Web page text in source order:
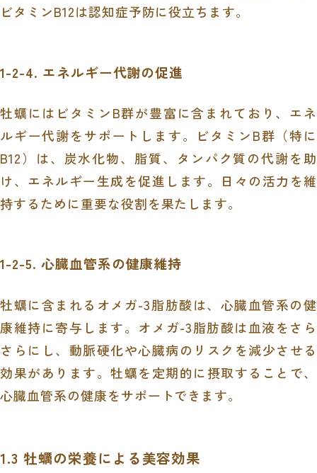
ビタミンB12は認知症予防に役立ちます。
1-2-4. エネルギー代謝の促進
牡蠣にはビタミンB群が豊富に含まれており、エネ
ルギー代謝をサポートします。ビタミンB群（特に
B12）は、炭水化物、脂質、タンパク質の代謝を助
け、エネルギー生成を促進します。日々の活力を維
持するために重要な役割を果たします。
1-2-5. 心臓血管系の健康維持
牡蠣に含まれるオメガ-3脂肪酸は、心臓血管系の健
康維持に寄与します。オメガ-3脂肪酸は血液をさら
さらにし、動脈硬化や心臓病のリスクを減少させる
効果があります。牡蠣を定期的に摂取することで、
心臓血管系の健康をサポートできます。
1.3 牡蠣の栄養による美容効果